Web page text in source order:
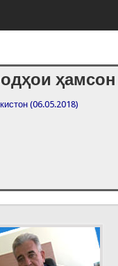
ҳамсон
(06.05.2018)